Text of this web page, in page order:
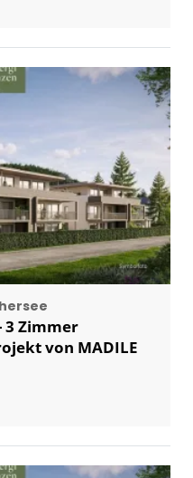
3 Zimmer
von MADILE